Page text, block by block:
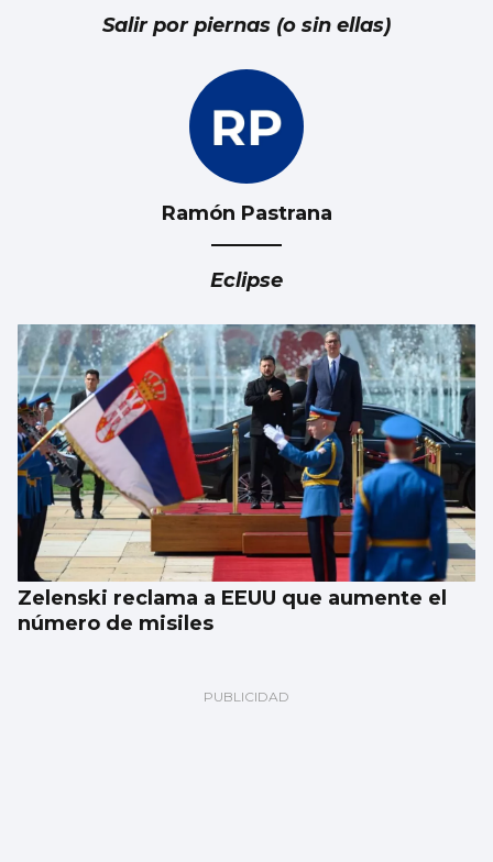
Salir por piernas (o sin ellas)
Ramón Pastrana
Eclipse
Zelenski reclama a EEUU que aumente el
número de misiles